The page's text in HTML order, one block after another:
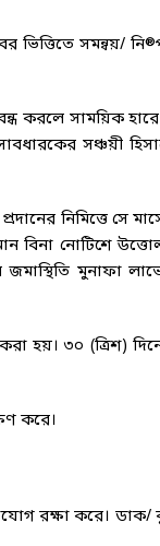
ভিত্তিতে সমন্বয়/
করলে সাময়িক
সঞ্চয়ী
নিমিত্তে সে
বিনা নোটিশে
মুনাফা
হয়। ৩০ (ত্রিশ)
করে।
রক্ষা করে। ডাক/